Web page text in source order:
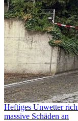
Heftiges Unwetter
massive Schäden an